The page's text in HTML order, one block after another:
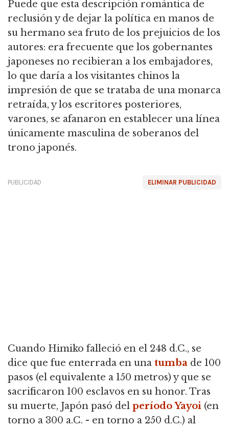
Puede que esta descripción romántica de
reclusión y de dejar la política en manos de
su hermano sea fruto de los prejuicios de los
autores: era frecuente que los gobernantes
japoneses no recibieran a los embajadores,
lo que daría a los visitantes chinos la
impresión de que se trataba de una monarca
retraída, y los escritores posteriores,
varones, se afanaron en establecer una línea
únicamente masculina de soberanos del
trono japonés.
ELIMINAR PUBLICIDAD
PUBLICIDAD
Cuando Himiko falleció en el 248 d.C., se
dice que fue enterrada en una tumba de 100
pasos (el equivalente a 150 metros) y que se
sacrificaron 100 esclavos en su honor. Tras
su muerte, Japón pasó del período Yayoi (en
torno a 300 a.C. - en torno a 250 d.C.) al